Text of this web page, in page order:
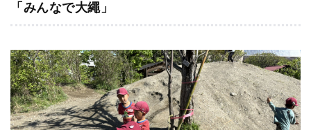
「みんなで大繩」